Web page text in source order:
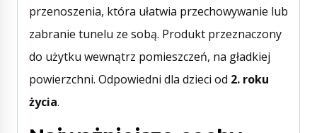
przenoszenia, która ułatwia przechowywanie lub
zabranie tunelu ze sobą. Produkt przeznaczony
do użytku wewnątrz pomieszczeń, na gładkiej
powierzchni. Odpowiedni dla dzieci od 2. roku
życia.